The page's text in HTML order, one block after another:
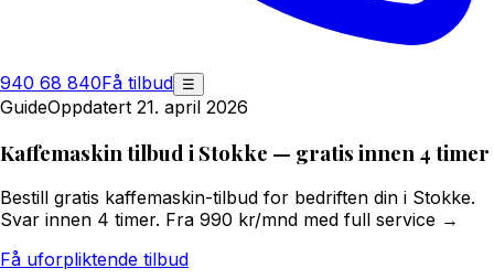
940 68 840Få tilbud ☰
GuideOppdatert 21. april 2026
Kaffemaskin tilbud i Stokke — gratis innen 4 timer
Bestill gratis kaffemaskin-tilbud for bedriften din i Stokke.
Svar innen 4 timer. Fra 990 kr/mnd med full service →
Få uforpliktende tilbud